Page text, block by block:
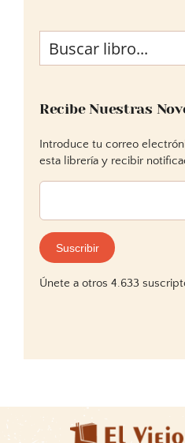
Recibe Nuestras
Introduce tu correo
esta librería y recibir
Dirección
correo
electrónico:
Suscribir
Únete a otros 4.633